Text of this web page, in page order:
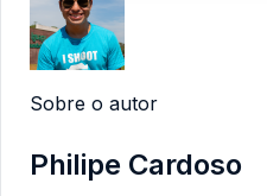
Sobre o autor
Philipe Cardoso